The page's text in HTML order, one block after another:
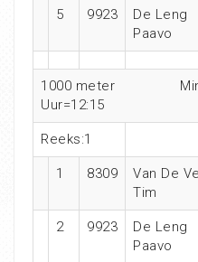
5 9923
De Leng
Paavo
1000 meter
Uur=12:15
Reeks:1
1 8309
Van De
Tim
2 9923
De Leng
Paavo